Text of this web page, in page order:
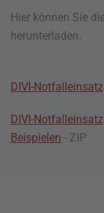
Hier können Sie
herunterladen.
DIVI-
DIVI-
Beispielen - ZIP